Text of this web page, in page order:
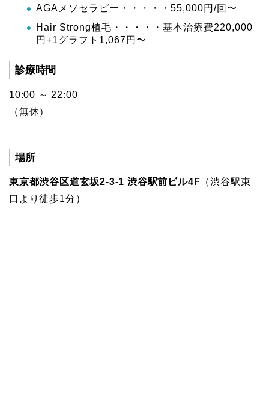
AGAメソセラピー・・・・・55,000円/回〜
Hair Strong植毛・・・・・基本治療費220,000
円+1グラフト1,067円〜
診療時間
10:00 ～ 22:00
（無休）
場所
東京都渋谷区道玄坂2-3-1 渋谷駅前ビル4F （渋谷駅東
口より徒歩1分）